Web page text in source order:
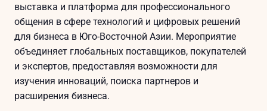
выставка и платформа для профессионального
общения в сфере технологий и цифровых решений
для бизнеса в Юго-Восточной Азии. Мероприятие
объединяет глобальных поставщиков, покупателей
и экспертов, предоставляя возможности для
изучения инноваций, поиска партнеров и
расширения бизнеса.